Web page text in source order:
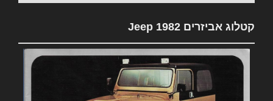
קטלוג אביזרים 1982 Jeep